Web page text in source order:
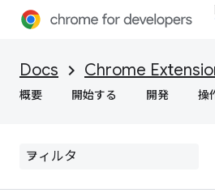
Docs Chrome
概要 開始する 開発 操